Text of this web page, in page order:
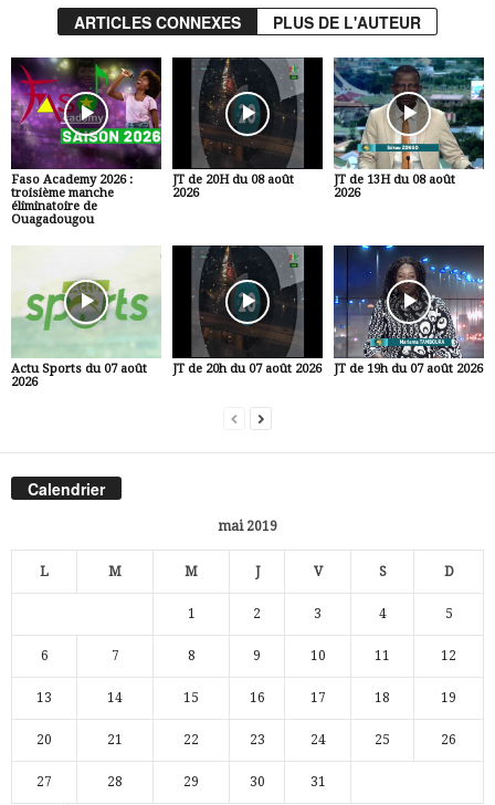
ARTICLES CONNEXES PLUS DE L'AUTEUR
Faso Academy 2026 :
troisième manche
éliminatoire de
Ouagadougou
JT de 20H du 08 août
2026
JT de 13H du 08 août
2026
Actu Sports du 07 août
2026
JT de 20h du 07 août 2026 JT de 19h du 07 août 2026
Calendrier
mai 2019
L M M J V S D
1 2 3 4 5
6 7 8 9 10 11 12
13 14 15 16 17 18 19
20 21 22 23 24 25 26
27 28 29 30 31